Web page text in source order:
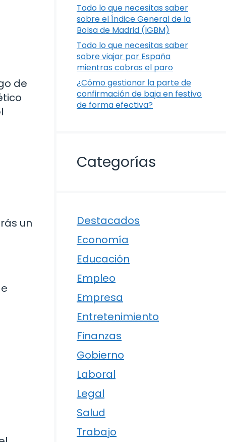
de
un
Todo lo que necesitas saber
sobre el Índice General de la
Bolsa de Madrid (IGBM)
Todo lo que necesitas saber
sobre viajar por España
mientras cobras el paro
¿Cómo gestionar la parte de
confirmación de baja en festivo
de forma efectiva?
Categorías
Destacados
Economía
Educación
Empleo
Empresa
Entretenimiento
Finanzas
Gobierno
Laboral
Legal
Salud
Trabajo